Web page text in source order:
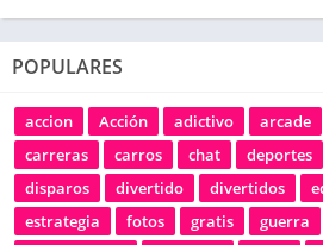
POPULARES
accion Acción adictivo arcade
carreras
carros chat deportes
disparos
divertido divertidos
estrategia
fotos gratis guerra